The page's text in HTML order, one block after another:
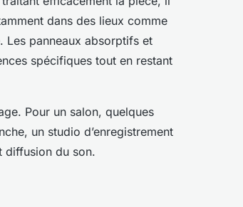
dans des lieux comme
Les panneaux absorptifs et
spécifiques tout en restant
Pour un salon, quelques
un studio d’enregistrement
diffusion du son.